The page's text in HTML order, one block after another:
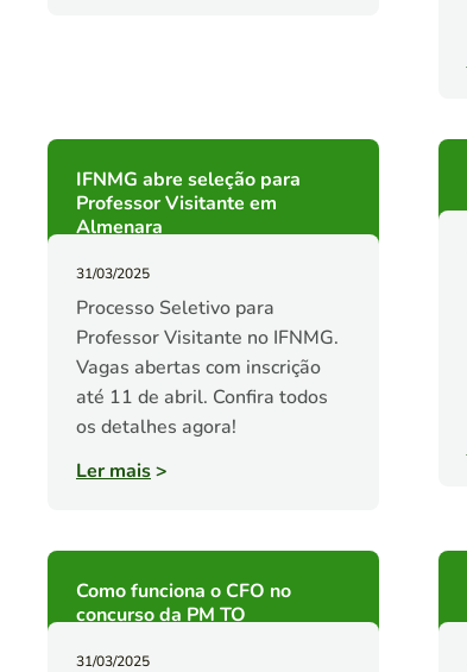
IFNMG abre seleção para
Professor Visitante em
Almenara
31/03/2025
Processo Seletivo para
Professor Visitante no IFNMG.
Vagas abertas com inscrição
até 11 de abril. Confira todos
os detalhes agora!
Ler mais>
Como funciona o CFO no
concurso da PM TO
31/03/2025